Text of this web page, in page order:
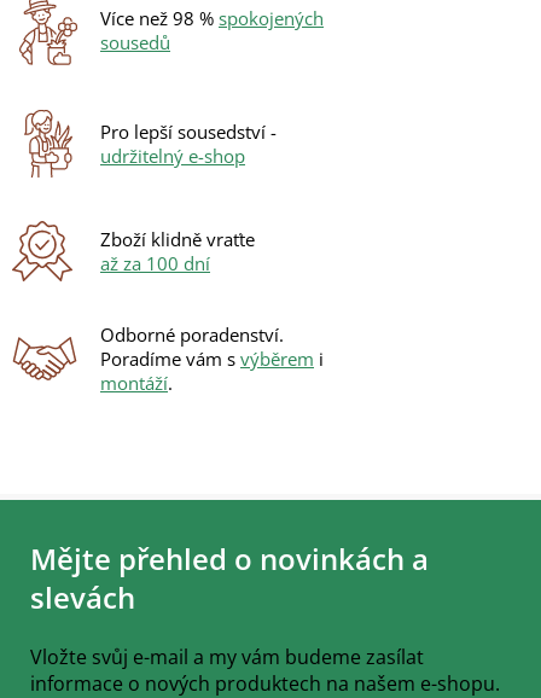
Více než 98 % spokojených
sousedů
Pro lepší sousedství -
udržitelný e-shop
Zboží klidně vraťte
až za 100 dní
Odborné poradenství.
Poradíme vám s výběrem i
montáží.
Z
Mějte přehled o novinkách a
slevách
Vložte svůj e-mail a my vám budeme zasílat
informace o nových produktech na našem e-shopu.